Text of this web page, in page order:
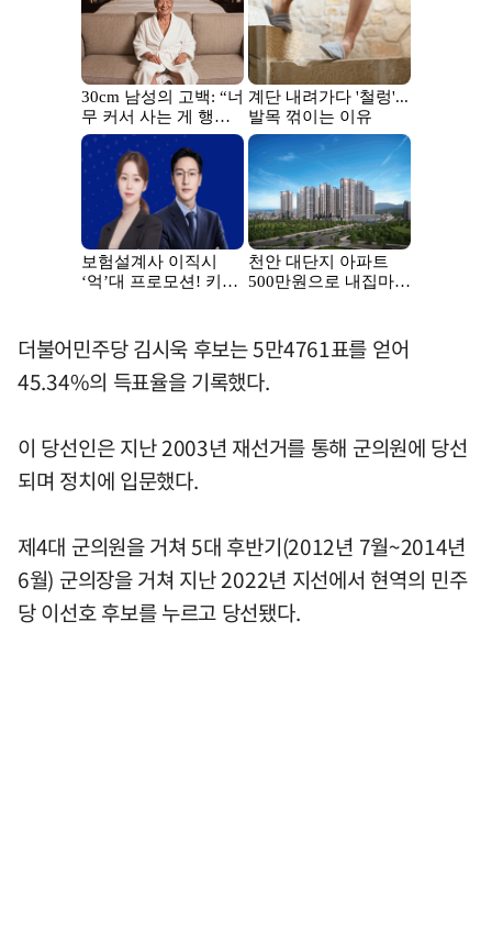
더불어민주당 김시욱 후보는 5만4761표를 얻어
45.34%의 득표율을 기록했다.
이 당선인은 지난 2003년 재선거를 통해 군의원에 당선
되며 정치에 입문했다.
제4대 군의원을 거쳐 5대 후반기(2012년 7월~2014년
6월) 군의장을 거쳐 지난 2022년 지선에서 현역의 민주
당 이선호 후보를 누르고 당선됐다.